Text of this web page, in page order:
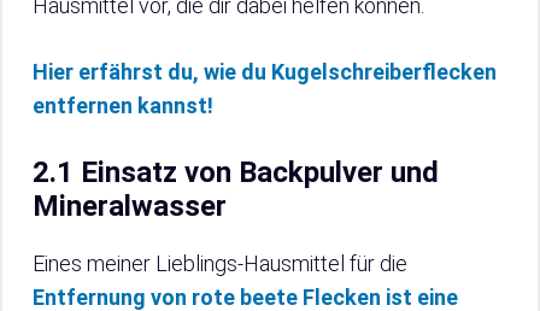
Hausmittel vor, die dir dabei helfen können.
Hier erfährst du, wie du Kugelschreiberflecken
entfernen kannst!
2.1 Einsatz von Backpulver und
Mineralwasser
Eines meiner Lieblings-Hausmittel für die
Entfernung von rote beete Flecken ist eine